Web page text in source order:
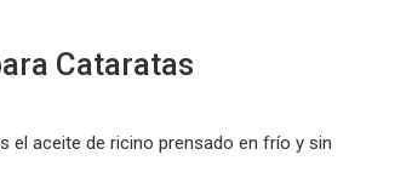
Cataratas
el aceite de ricino prensado en frío y sin